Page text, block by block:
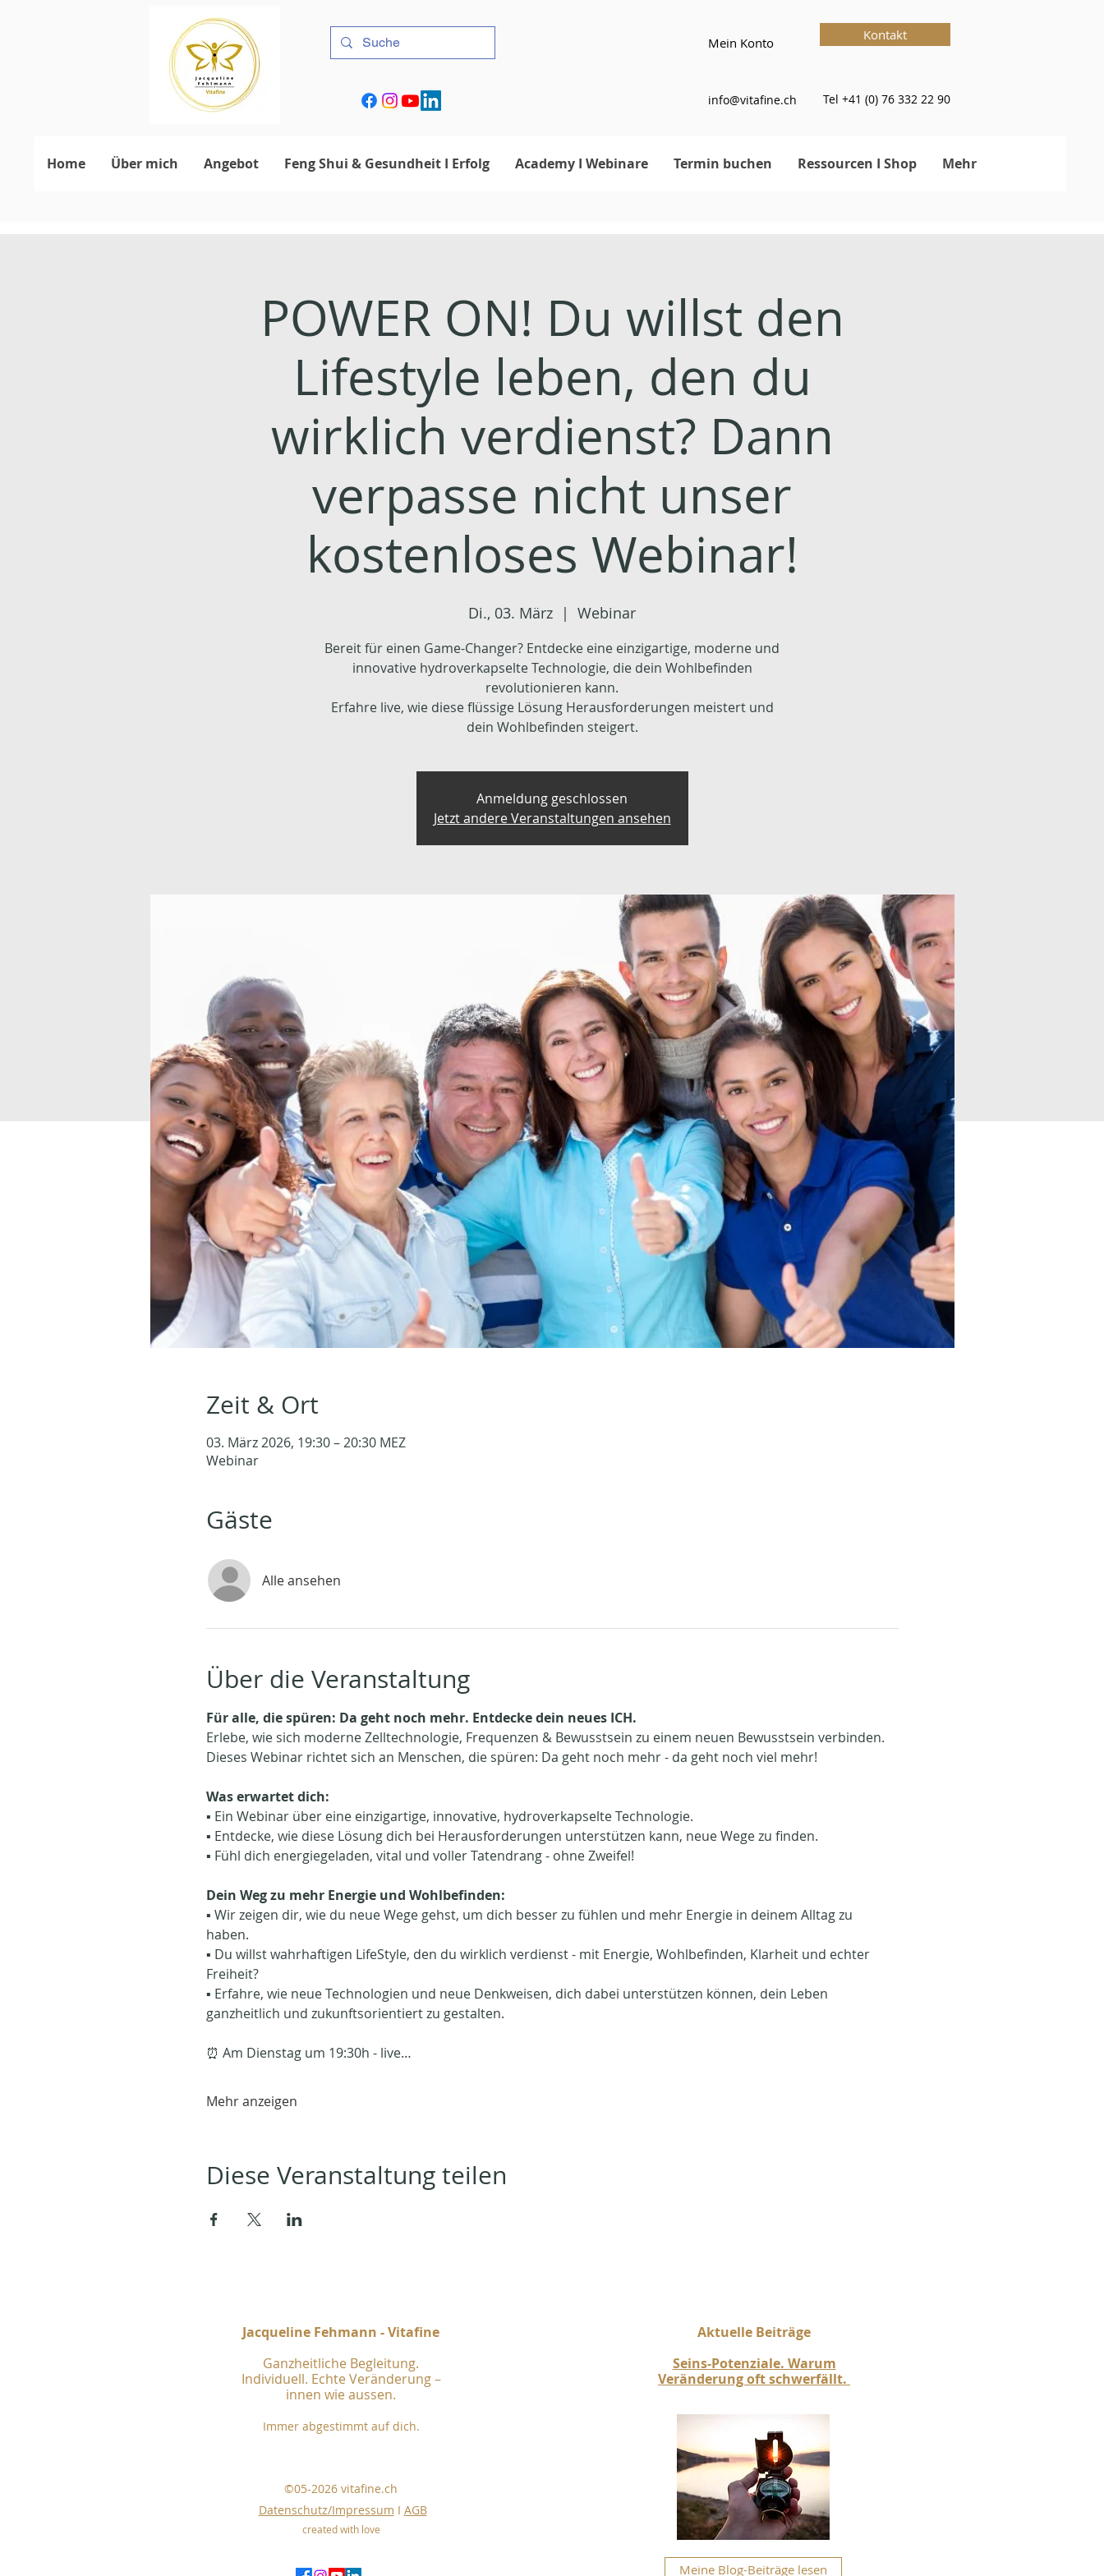
Mein Konto Kontakt
info@vitafine.ch Tel +41 (0) 76 332 22 90
Home Über mich Angebot Feng Shui & Gesundheit I Erfolg Academy I Webinare Termin buchen Ressourcen I Shop Mehr
POWER ON! Du willst den
Lifestyle leben, den du
wirklich verdienst? Dann
verpasse nicht unser
kostenloses Webinar!
Di., 03. März
  |
Webinar
Bereit für einen Game-Changer? Entdecke eine einzigartige, moderne und
innovative hydroverkapselte Technologie, die dein Wohlbefinden
revolutionieren kann.
Erfahre live, wie diese flüssige Lösung Herausforderungen meistert und
dein Wohlbefinden steigert.
Anmeldung geschlossen
Jetzt andere Veranstaltungen ansehen
Zeit & Ort
03. März 2026, 19:30 – 20:30 MEZ
Webinar
Gäste
Alle ansehen
Über die Veranstaltung
Für alle, die spüren: Da geht noch mehr. Entdecke dein neues ICH.
Erlebe, wie sich moderne Zelltechnologie, Frequenzen & Bewusstsein zu einem neuen Bewusstsein verbinden.
Dieses Webinar richtet sich an Menschen, die spüren: Da geht noch mehr - da geht noch viel mehr!
Was erwartet dich:
▪️ Ein Webinar über eine einzigartige, innovative, hydroverkapselte Technologie.
▪️ Entdecke, wie diese Lösung dich bei Herausforderungen unterstützen kann, neue Wege zu finden.
▪️ Fühl dich energiegeladen, vital und voller Tatendrang - ohne Zweifel!
Dein Weg zu mehr Energie und Wohlbefinden:
▪️ Wir zeigen dir, wie du neue Wege gehst, um dich besser zu fühlen und mehr Energie in deinem Alltag zu
haben.
▪️ Du willst wahrhaftigen LifeStyle, den du wirklich verdienst - mit Energie, Wohlbefinden, Klarheit und echter
Freiheit?
▪️ Erfahre, wie neue Technologien und neue Denkweisen, dich dabei unterstützen können, dein Leben
ganzheitlich und zukunftsorientiert zu gestalten.
⏰ Am Dienstag um 19:30h - live…
Mehr anzeigen
Diese Veranstaltung teilen
Jacqueline Fehmann - Vitafine
Ganzheitliche Begleitung.
Individuell. Echte Veränderung –
innen wie aussen.
Immer abgestimmt auf dich.
©05-2026 vitafine.ch
Datenschutz/Impressum I AGB
created with love
Aktuelle Beiträge​
Seins-Potenziale. Warum
Veränderung oft schwerfällt.
Meine Blog-Beiträge lesen